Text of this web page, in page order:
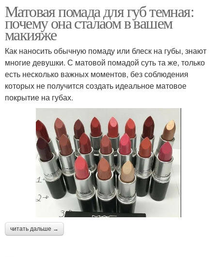
Матовая помада для губ темная:
почему она сталаом в вашем
макияже
Как наносить обычную помаду или блеск на губы, знают
многие девушки. С матовой помадой суть та же, только
есть несколько важных моментов, без соблюдения
которых не получится создать идеальное матовое
покрытие на губах.
читать дальше →